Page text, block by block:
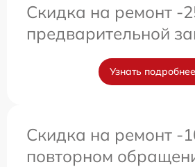
Скидка на ремонт -
предварительной
Узнать подробнее
Скидка на ремонт -
повторном